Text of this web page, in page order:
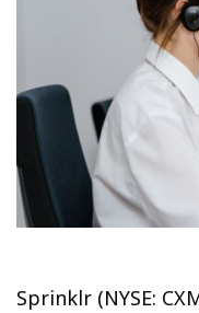
Sprinklr (NYSE: